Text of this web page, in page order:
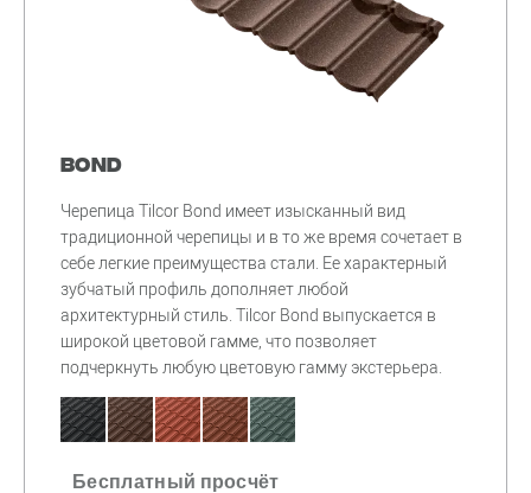
Bond
Черепица Tilcor Bond имеет изысканный вид
традиционной черепицы и в то же время сочетает в
себе легкие преимущества стали. Ее характерный
зубчатый профиль дополняет любой
архитектурный стиль. Tilcor Bond выпускается в
широкой цветовой гамме, что позволяет
подчеркнуть любую цветовую гамму экстерьера.
Бесплатный просчёт